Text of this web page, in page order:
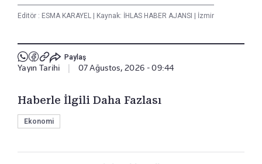
Editör : ESMA KARAYEL | Kaynak: İHLAS HABER AJANSI | İzmir
Paylaş
Yayın Tarihi 07 Ağustos, 2026 - 09:44
Haberle İlgili Daha Fazlası
Ekonomi